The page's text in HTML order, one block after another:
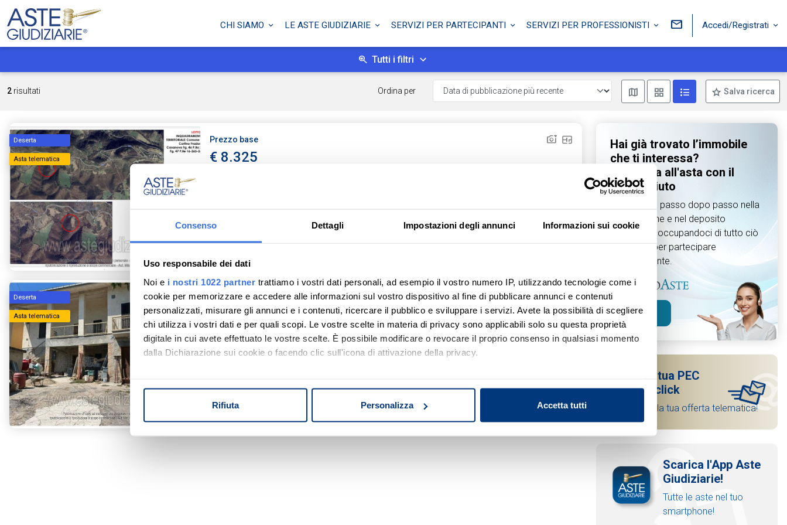
Consenso Dettagli Impostazioni degli annunci Informazioni sui cookie
Uso responsabile dei dati
Noi e i nostri 1022 partner trattiamo i vostri dati personali, ad esempio il vostro numero IP, utilizzando tecnologie come i
cookie per memorizzare e accedere alle informazioni sul vostro dispositivo al fine di pubblicare annunci e contenuti
personalizzati, misurare gli annunci e i contenuti, ricercare il pubblico e sviluppare i servizi. Avete la possibilità di scegliere
chi utilizza i vostri dati e per quali scopi. Le vostre scelte in materia di privacy sono applicabili solo su questa proprietà
digitale in cui avete effettuato le vostre scelte. È possibile modificare o revocare il proprio consenso in qualsiasi momento
dalla Dichiarazione sui cookie o facendo clic sull'icona di attivazione della privacy.
Identificare il tuo dispositivo, scansionandolo attivamente alla ricerca di caratteristiche specifiche (impronte
digitali).
Utilizziamo i cookie per personalizzare contenuti ed annunci, per fornire funzionalità dei social media e per analizzare il
nostro traffico. Condividiamo inoltre informazioni sul modo in cui utilizza il nostro sito con i nostri partner che si occupano
Rifiuta Personalizza Accetta tutti
CHI SIAMO LE ASTE GIUDIZIARIE SERVIZI PER PARTECIPANTI SERVIZI PER PROFESSIONISTI Accedi/Registrati
Tutti i filtri
2 risultati Ordina per Mostra mappaMostra come box
Mostra come lista
Salva ricerca
Deserta
Asta telematica
Prezzo base
€ 8.325
Tribunale di Teramo - Liquidazione controllata
Ruolo: 18 / 2025 - Lotto: 03
Deserta
Asta telematica
Prezzo base
€ 14.925
Abitazione di tipo civile, porzione di immobile, terreno
Contrada Casanova - Cortino (TE)
CondividiAggiungi ai preferiti
Hai già trovato l’immobile
che ti interessa?
Partecipa all'asta con il
nostro aiuto
Ti guidiamo passo dopo passo nella
preparazione e nel deposito
dell’offerta, occupandoci di tutto ciò
che serve per partecipare
correttamente.
Scopri
Attiva la tua PEC
in pochi click
E trasmetti la tua offerta telematica!
Scarica l'App Aste
Giudiziarie!
Tutte le aste nel tuo
smartphone!